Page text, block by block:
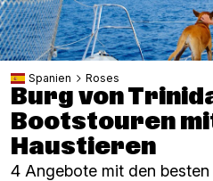
Spanien Roses
Burg von
Bootstouren
Haustieren
4 Angebote mit den besten